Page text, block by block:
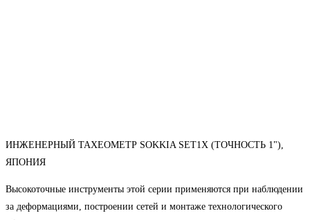
ИНЖЕНЕРНЫЙ ТАХЕОМЕТР SOKKIA SET1X (ТОЧНОСТЬ 1"),
ЯПОНИЯ
Высокоточные инструменты этой серии применяются при наблюдении
за деформациями, построении сетей и монтаже технологического